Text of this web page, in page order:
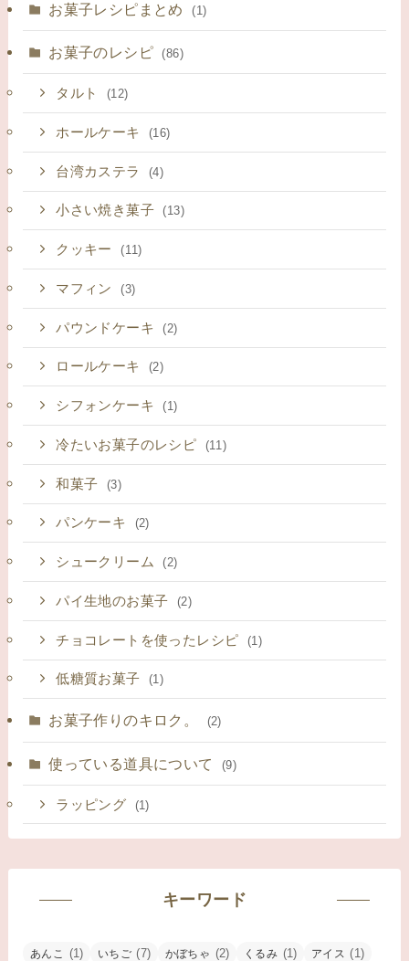
お菓子レシピまとめ (1)
お菓子のレシピ (86)
タルト (12)
ホールケーキ (16)
台湾カステラ (4)
小さい焼き菓子 (13)
クッキー (11)
マフィン (3)
パウンドケーキ (2)
ロールケーキ (2)
シフォンケーキ (1)
冷たいお菓子のレシピ (11)
和菓子 (3)
パンケーキ (2)
シュークリーム (2)
パイ生地のお菓子 (2)
チョコレートを使ったレシピ (1)
低糖質お菓子 (1)
お菓子作りのキロク。 (2)
使っている道具について (9)
ラッピング (1)
キーワード
あんこ (1) いちご (7) かぼちゃ (2) くるみ (1) アイス (1)